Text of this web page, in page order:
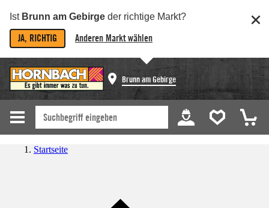
Ist Brunn am Gebirge der richtige Markt?
JA, RICHTIG Anderen Markt wählen
Brunn am Gebirge
Startseite